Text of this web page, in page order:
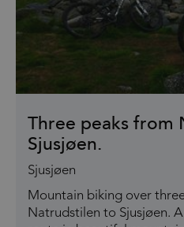
Three peaks from
Sjusjøen.
Sjusjøen
Mountain biking over
Natrudstilen to Sjusjøen.